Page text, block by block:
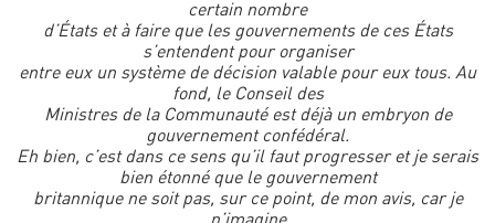
certain nombre
d’États et à faire que les gouvernements de ces États
s’entendent pour organiser
entre eux un système de décision valable pour eux tous. Au
fond, le Conseil des
Ministres de la Communauté est déjà un embryon de
gouvernement confédéral.
Eh bien, c’est dans ce sens qu’il faut progresser et je serais
bien étonné que le gouvernement
britannique ne soit pas, sur ce point, de mon avis, car je